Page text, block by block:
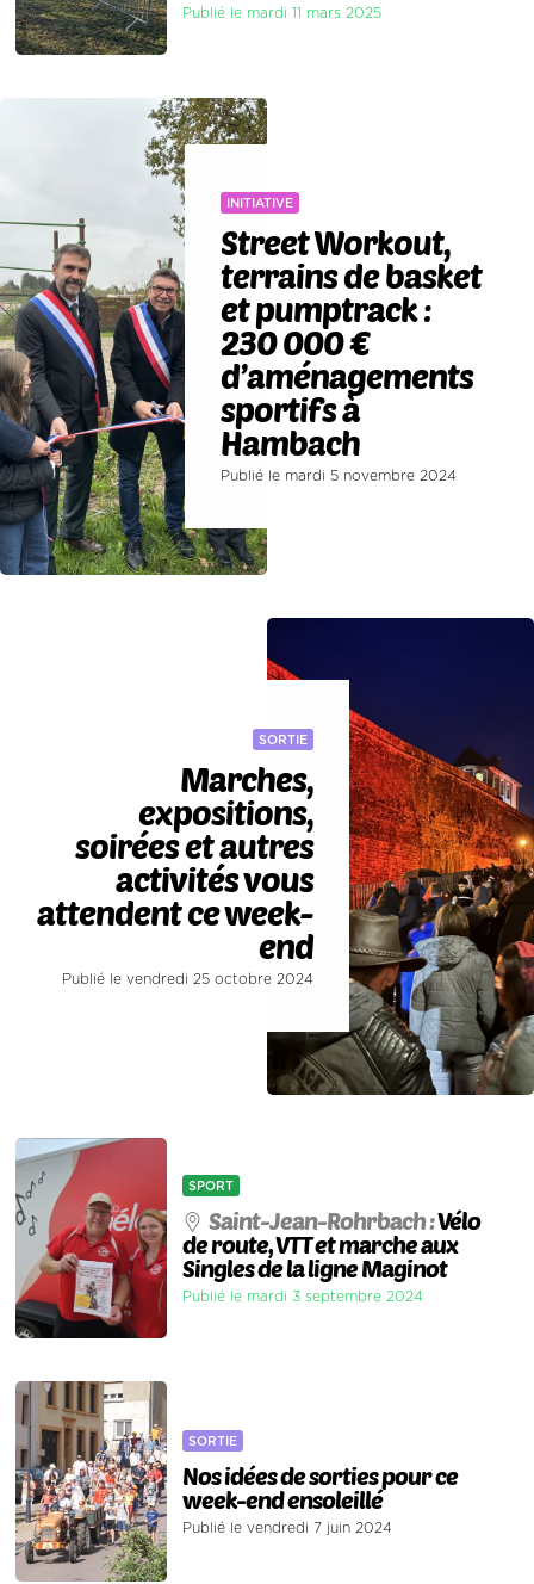
Publié le mardi 11 mars 2025
INITIATIVE
Street Workout,
terrains de basket
et pumptrack :
230 000 €
d’aménagements
sportifs à
Hambach
Publié le mardi 5 novembre 2024
SORTIE
Marches,
expositions,
soirées et autres
activités vous
attendent ce week-
end
Publié le vendredi 25 octobre 2024
SPORT
Saint-Jean-Rohrbach :Vélo
de route, VTT et marche aux
Singles de la ligne Maginot
Publié le mardi 3 septembre 2024
SORTIE
Nos idées de sorties pour ce
week-end ensoleillé
Publié le vendredi 7 juin 2024